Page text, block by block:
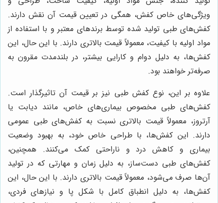
ویژگی‌های خاص کفش، همگی در تعیین قیمت آن نقش دارند.
کفش‌های طبی تولید شده توسط برندهای معتبر و با استفاده از
مواد اولیه با کیفیت، معمولاً قیمت بالاتری دارند. با این حال، این
کفش‌ها، به دلیل دوام و کارایی بیشتر، در بلندمدت مقرون به
صرفه‌تر خواهند بود.
علاوه بر این، نوع کفش طبی نیز بر قیمت آن تاثیرگذار است.
کفش‌های طبی مخصوص بیماری‌های خاص، مانند دیابت یا
آرتروز، معمولاً قیمت بالاتری نسبت به کفش‌های طبی عمومی
دارند. این کفش‌ها، با طراحی خاص خود، به بهبود وضعیت
بیماری و کاهش درد و ناراحتی کمک می‌کنند. همچنین،
کفش‌های طبی دست‌ساز، به دلیل زمان و مهارتی که در تولید
آن‌ها صرف می‌شود، معمولاً قیمت بالاتری دارند. با این حال، این
کفش‌ها، به دلیل انطباق کامل با شکل پا و نیازهای فردی،